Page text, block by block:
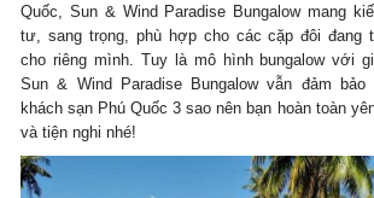
Quốc, Sun & Wind Paradise Bungalow mang
tư, sang trọng, phù hợp cho các cặp đôi đang
cho riêng mình. Tuy là mô hình bungalow với
Sun & Wind Paradise Bungalow vẫn đảm
khách sạn Phú Quốc 3 sao nên bạn hoàn toàn
và tiện nghi nhé!